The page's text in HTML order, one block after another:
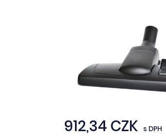
912,34 CZK s DPH